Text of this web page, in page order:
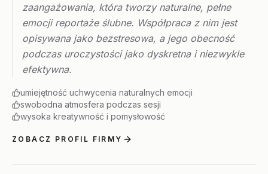
zaangażowania, która tworzy naturalne, pełne
emocji reportaże ślubne. Współpraca z nim jest
opisywana jako bezstresowa, a jego obecność
podczas uroczystości jako dyskretna i niezwykle
efektywna.
umiejętność uchwycenia naturalnych emocji
swobodna atmosfera podczas sesji
wysoka kreatywność i pomysłowość
ZOBACZ PROFIL FIRMY